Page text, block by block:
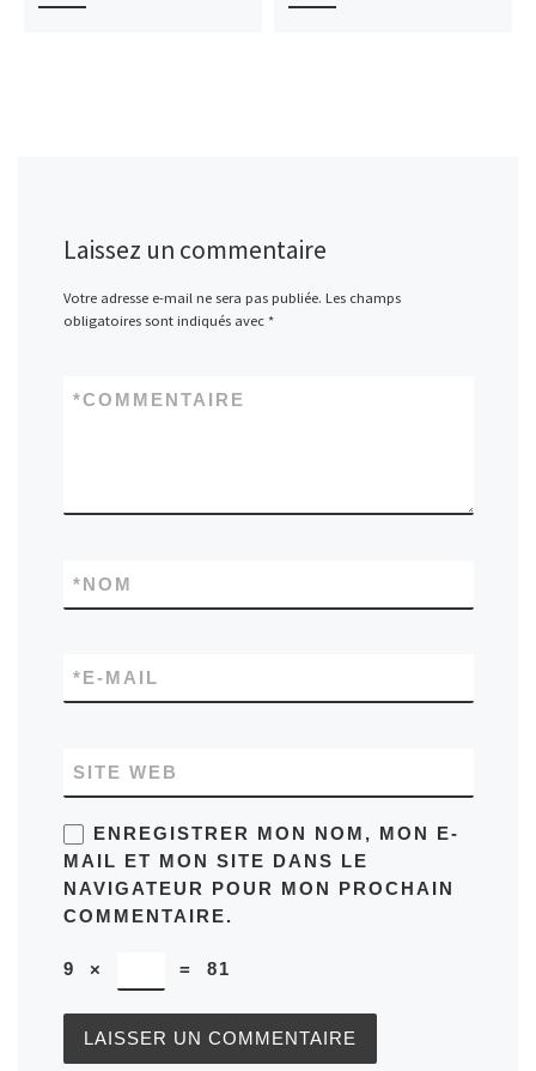
Laissez un commentaire
Votre adresse e-mail ne sera pas publiée. Les champs
obligatoires sont indiqués avec *
COMMENTAIRE
*
NOM
*
E-MAIL
*
SITE WEB
ENREGISTRER MON NOM, MON E-
MAIL ET MON SITE DANS LE
NAVIGATEUR POUR MON PROCHAIN
COMMENTAIRE.
9 × = 81